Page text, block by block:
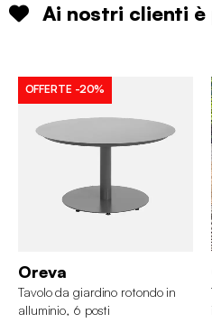
Ai nostri clienti è
OFFERTE -20%
Oreva
Tavolo da giardino rotondo in
alluminio, 6 posti